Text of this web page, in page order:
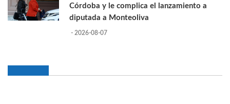
Córdoba y le complica el lanzamiento a
diputada a Monteoliva
- 2026-08-07